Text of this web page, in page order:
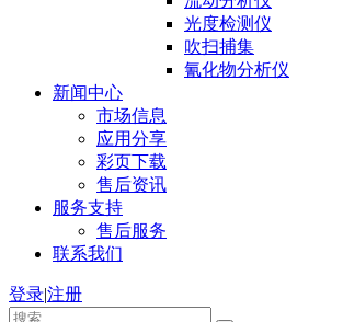
光度检测仪
吹扫捕集
氰化物分析仪
新闻中心
市场信息
应用分享
彩页下载
售后资讯
服务支持
售后服务
联系我们
登录|注册